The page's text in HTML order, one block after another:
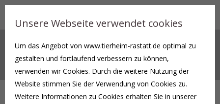
AKTUELLES
Unsere Webseite verwendet cookies
Um das Angebot von www.tierheim-rastatt.de optimal zu
gestalten und fortlaufend verbessern zu können,
verwenden wir Cookies. Durch die weitere Nutzung der
Website stimmen Sie der Verwendung von Cookies zu.
Weitere Informationen zu Cookies erhalten Sie in unserer